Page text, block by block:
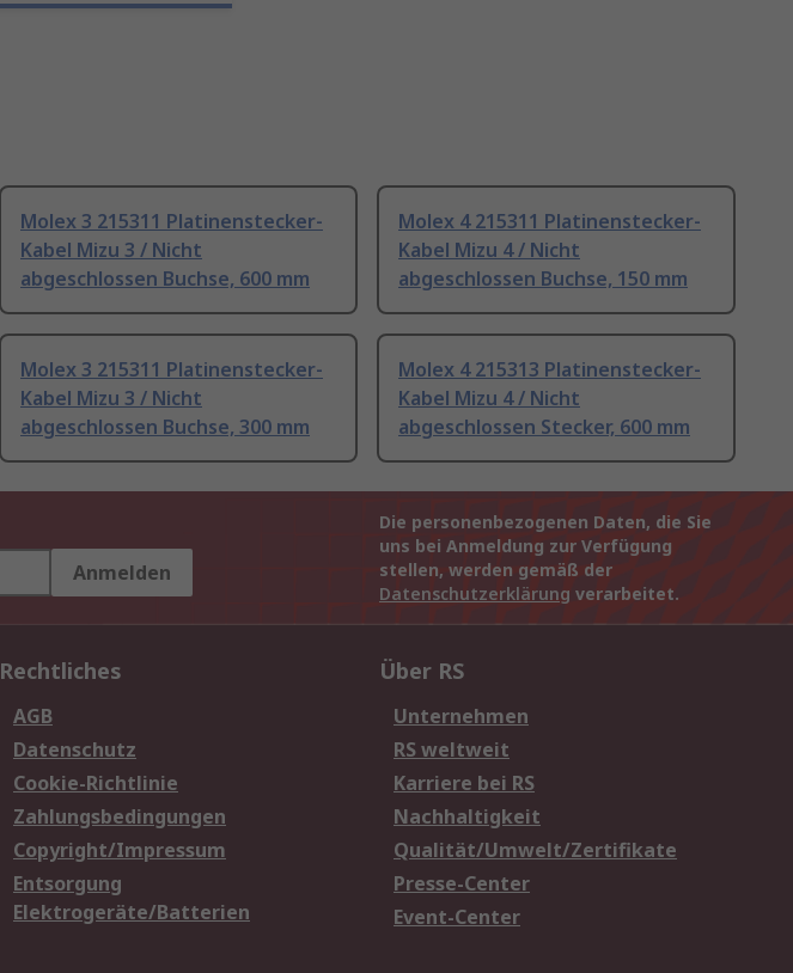
Molex 3 215311 Platinenstecker-
Kabel Mizu 3 / Nicht
abgeschlossen Buchse, 600 mm
Molex 4 215311 Platinenstecker-
Kabel Mizu 4 / Nicht
abgeschlossen Buchse, 150 mm
Molex 3 215311 Platinenstecker-
Kabel Mizu 3 / Nicht
abgeschlossen Buchse, 300 mm
Molex 4 215313 Platinenstecker-
Kabel Mizu 4 / Nicht
abgeschlossen Stecker, 600 mm
Anmelden
Die personenbezogenen Daten, die Sie
uns bei Anmeldung zur Verfügung
stellen, werden gemäß der
Datenschutzerklärung verarbeitet.
Rechtliches
AGB
Datenschutz
Cookie-Richtlinie
Zahlungsbedingungen
Copyright/Impressum
Entsorgung
Elektrogeräte/Batterien
Über RS
Unternehmen
RS weltweit
Karriere bei RS
Nachhaltigkeit
Qualität/Umwelt/Zertifikate
Presse-Center
Event-Center